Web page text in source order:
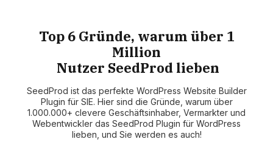
Top 6 Gründe, warum über 1
Million
Nutzer SeedProd lieben
SeedProd ist das perfekte WordPress Website Builder
Plugin für SIE. Hier sind die Gründe, warum über
1.000.000+ clevere Geschäftsinhaber, Vermarkter und
Webentwickler das SeedProd Plugin für WordPress
lieben, und Sie werden es auch!